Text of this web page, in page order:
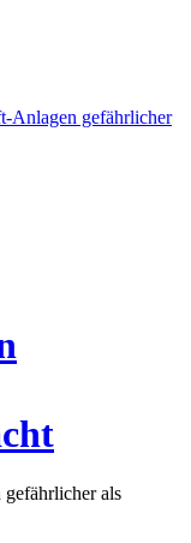
Anlagen gefährlicher
als